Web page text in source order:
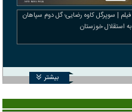
فیلم | سوپرگل کاوه رضایی؛ گل دوم سپاهان
به استقلال خوزستان
بیشتر